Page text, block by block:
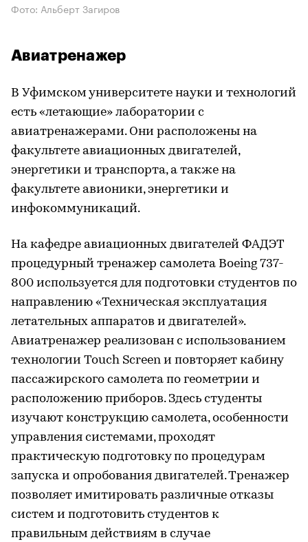
Фото: Альберт Загиров
Авиатренажер
В Уфимском университете науки и технологий
есть «летающие» лаборатории с
авиатренажерами. Они расположены на
факультете авиационных двигателей,
энергетики и транспорта, а также на
факультете авионики, энергетики и
инфокоммуникаций.
На кафедре авиационных двигателей ФАДЭТ
процедурный тренажер самолета Boeing 737-
800 используется для подготовки студентов по
направлению «Техническая эксплуатация
летательных аппаратов и двигателей».
Авиатренажер реализован с использованием
технологии Touch Screen и повторяет кабину
пассажирского самолета по геометрии и
расположению приборов. Здесь студенты
изучают конструкцию самолета, особенности
управления системами, проходят
практическую подготовку по процедурам
запуска и опробования двигателей. Тренажер
позволяет имитировать различные отказы
систем и подготовить студентов к
правильным действиям в случае